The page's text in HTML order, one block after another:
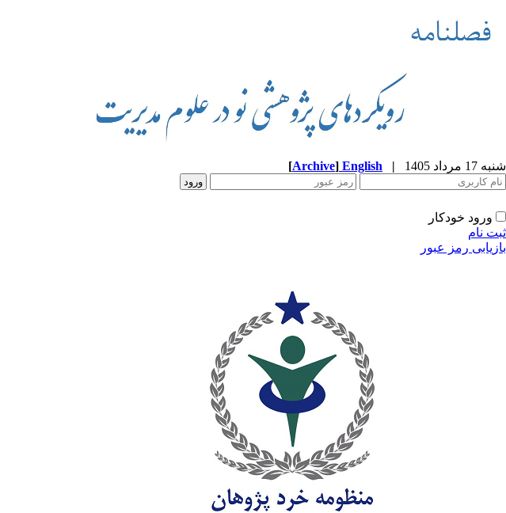
شنبه 17 مرداد 1405 |
English
[Archive]
ورود خودکار
ثبت نام
بازیابی رمز عبور